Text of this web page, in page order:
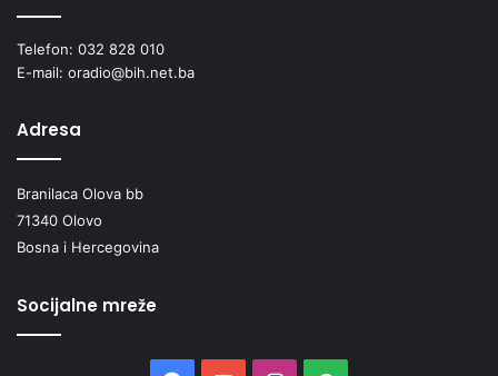
Telefon: 032 828 010
E-mail: oradio@bih.net.ba
Adresa
Branilaca Olova bb
71340 Olovo
Bosna i Hercegovina
Socijalne mreže